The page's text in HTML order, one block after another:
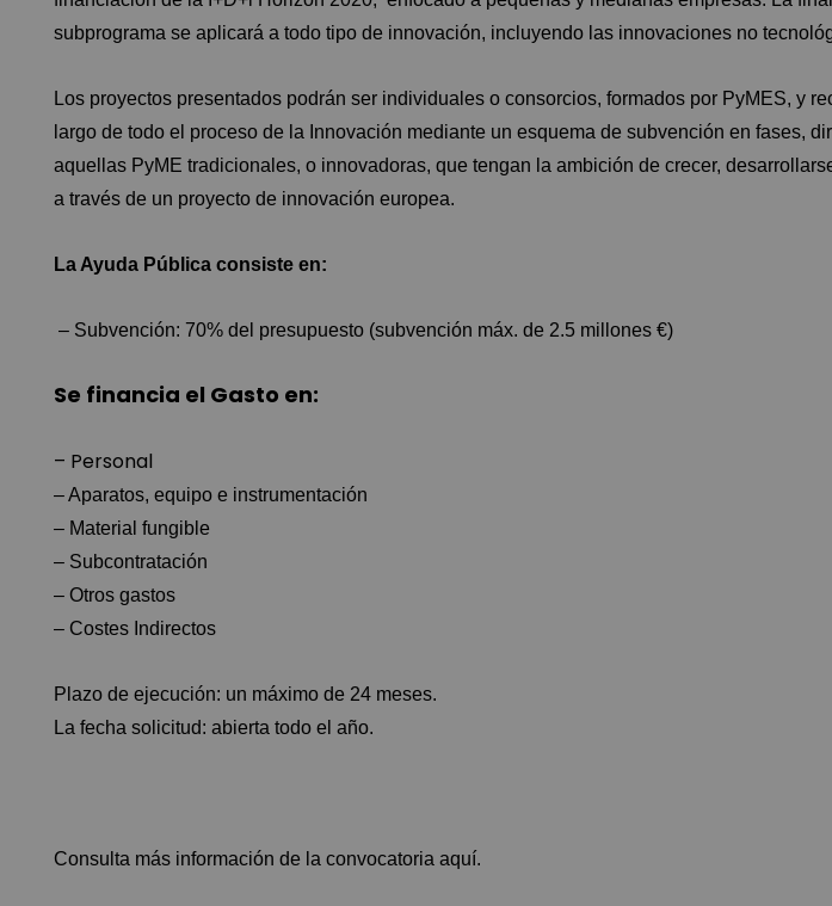
subprograma se aplicará a todo tipo de innovación, incluyendo las innovaciones no
Los proyectos presentados podrán ser individuales o consorcios, formados por PyMES, y
largo de todo el proceso de la Innovación mediante un esquema de subvención en fases,
aquellas PyME tradicionales, o innovadoras, que tengan la ambición de crecer,
a través de un proyecto de innovación europea.
La Ayuda Pública consiste en:
– Subvención: 70% del presupuesto (subvención máx. de 2.5 millones €)
Se financia el Gasto en:
– Personal
– Aparatos, equipo e instrumentación
– Material fungible
– Subcontratación
– Otros gastos
– Costes Indirectos
Plazo de ejecución: un máximo de 24 meses.
La fecha solicitud: abierta todo el año.
Consulta más información de la convocatoria aquí.